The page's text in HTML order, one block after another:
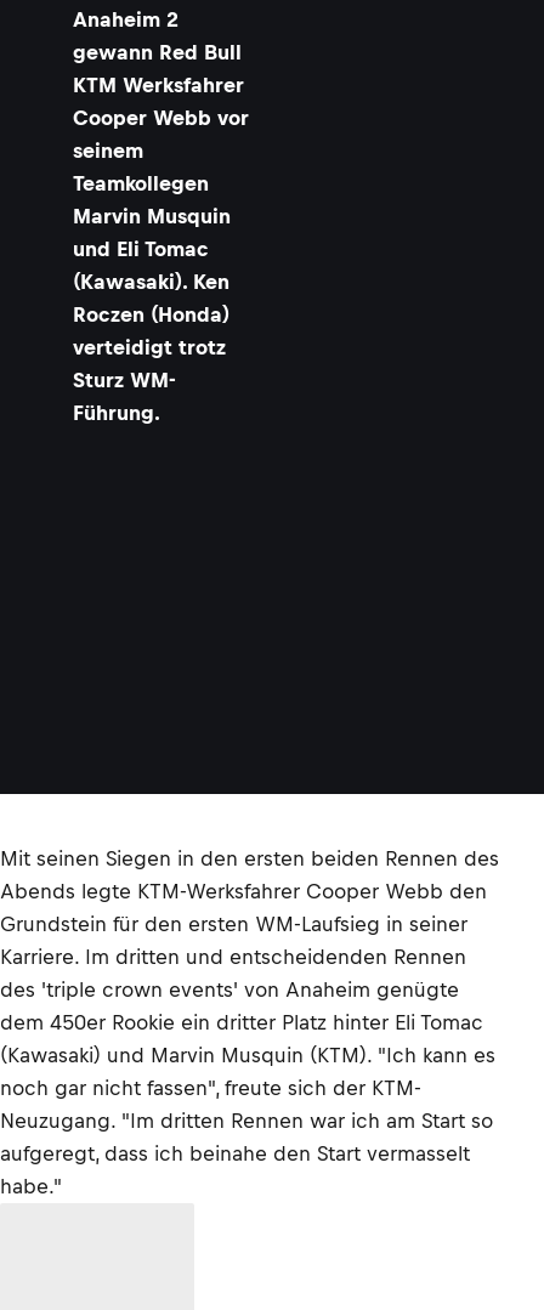
Anaheim 2
gewann Red Bull
KTM Werksfahrer
Cooper Webb vor
seinem
Teamkollegen
Marvin Musquin
und Eli Tomac
(Kawasaki). Ken
Roczen (Honda)
verteidigt trotz
Sturz WM-
Führung.
Mit seinen Siegen in den ersten beiden Rennen des
Abends legte KTM-Werksfahrer Cooper Webb den
Grundstein für den ersten WM-Laufsieg in seiner
Karriere. Im dritten und entscheidenden Rennen
des 'triple crown events' von Anaheim genügte
dem 450er Rookie ein dritter Platz hinter Eli Tomac
(Kawasaki) und Marvin Musquin (KTM). "Ich kann es
noch gar nicht fassen", freute sich der KTM-
Neuzugang. "Im dritten Rennen war ich am Start so
aufgeregt, dass ich beinahe den Start vermasselt
habe."